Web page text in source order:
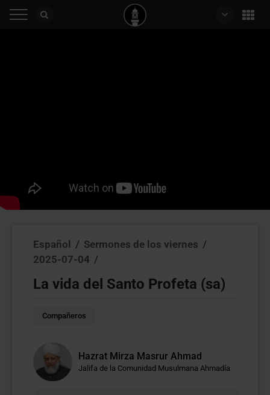
Español / Sermones de los viernes /
2025-07-04 /
La vida del Santo Profeta (sa)
Compañeros
Hazrat Mirza Masrur Ahmad
Jalifa de la Comunidad Musulmana Ahmadía